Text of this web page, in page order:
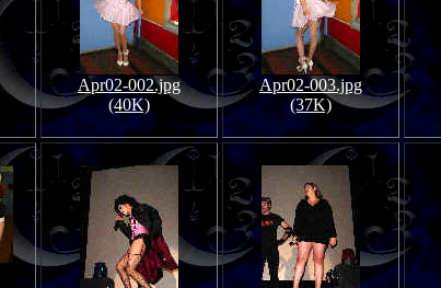
Apr02-002.jpg
(40K)
Apr02-003.jpg
(37K)